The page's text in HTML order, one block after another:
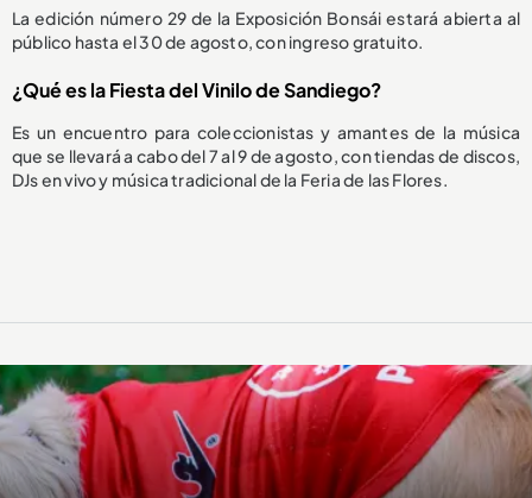
La edición número 29 de la Exposición Bonsái estará abierta al
público hasta el 30 de agosto, con ingreso gratuito.
¿Qué es la Fiesta del Vinilo de Sandiego?
Es un encuentro para coleccionistas y amantes de la música
que se llevará a cabo del 7 al 9 de agosto, con tiendas de discos,
DJs en vivo y música tradicional de la Feria de las Flores.